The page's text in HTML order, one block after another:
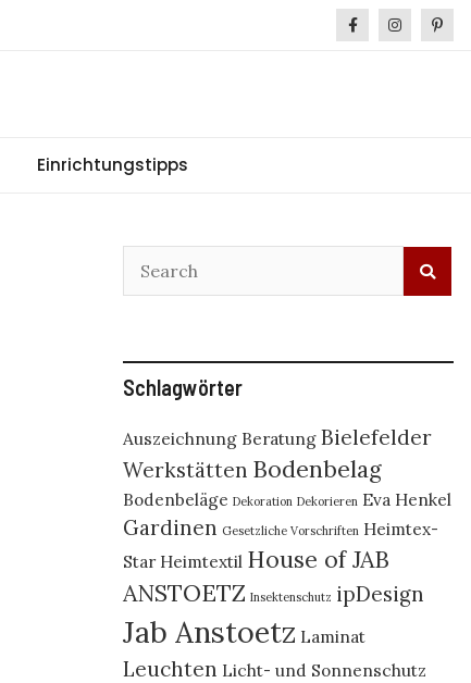
Einrichtungstipps
Schlagwörter
Auszeichnung Beratung Bielefelder
Werkstätten Bodenbelag
Bodenbeläge Dekoration Dekorieren Eva Henkel
Gardinen Gesetzliche Vorschriften Heimtex-
Star Heimtextil House of JAB
ANSTOETZ Insektenschutz ipDesign
Jab Anstoetz Laminat
Leuchten Licht- und Sonnenschutz